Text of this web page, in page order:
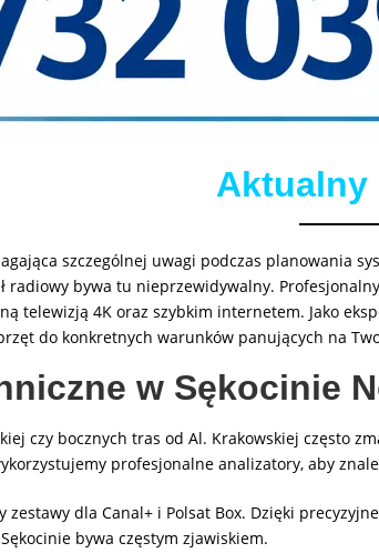
Aktualny
szczególnej uwagi podczas planowania
radiowy bywa tu nieprzewidywalny. Profesjonalny
telewizją 4K oraz szybkim internetem. Jako
do konkretnych warunków panujących na
w Sękocinie
czy bocznych tras od Al. Krakowskiej często
profesjonalne analizatory, aby
zestawy dla Canal+ i Polsat Box. Dzięki
bywa częstym zjawiskiem.